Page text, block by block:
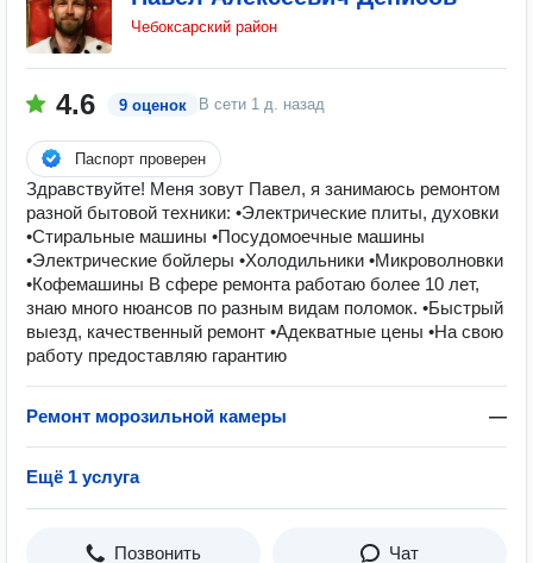
Чебоксарский район
4.6 9 оценок В сети 1 д. назад
Паспорт проверен
Здравствуйте! Меня зовут Павел, я занимаюсь ремонтом
разной бытовой техники: •Электрические плиты, духовки
•Стиральные машины •Посудомоечные машины
•Электрические бойлеры •Холодильники •Микроволновки
•Кофемашины В сфере ремонта работаю более 10 лет,
знаю много нюансов по разным видам поломок. •Быстрый
выезд, качественный ремонт •Адекватные цены •На свою
работу предоставляю гарантию
Ремонт морозильной камеры —
Ещё 1 услуга
Позвонить Чат